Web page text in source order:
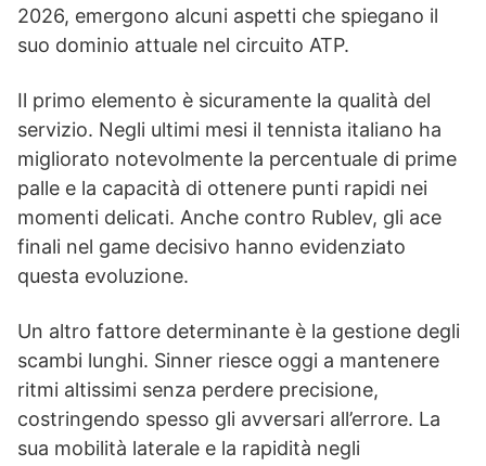
2026, emergono alcuni aspetti che spiegano il
suo dominio attuale nel circuito ATP.
Il primo elemento è sicuramente la qualità del
servizio. Negli ultimi mesi il tennista italiano ha
migliorato notevolmente la percentuale di prime
palle e la capacità di ottenere punti rapidi nei
momenti delicati. Anche contro Rublev, gli ace
finali nel game decisivo hanno evidenziato
questa evoluzione.
Un altro fattore determinante è la gestione degli
scambi lunghi. Sinner riesce oggi a mantenere
ritmi altissimi senza perdere precisione,
costringendo spesso gli avversari all’errore. La
sua mobilità laterale e la rapidità negli